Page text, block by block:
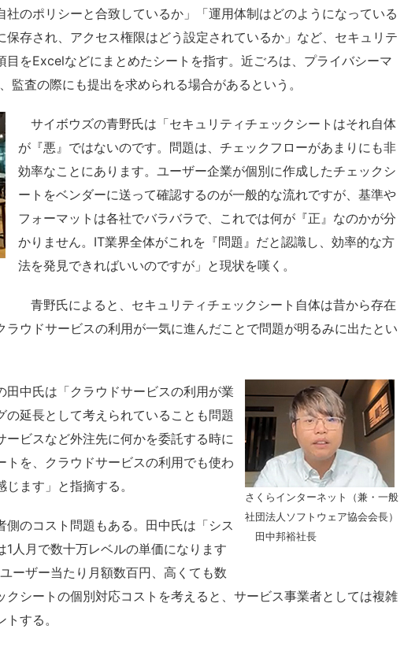
社のポリシーと合致しているか」「運用体制はどのようになっている
保存され、アクセス権限はどう設定されているか」など、セキュリテ
目をExcelなどにまとめたシートを指す。近ごろは、プライバシーマ
監査の際にも提出を求められる場合があるという。
サイボウズの青野氏は「セキュリティチェックシートはそれ自体
が『悪』ではないのです。問題は、チェックフローがあまりにも非
効率なことにあります。ユーザー企業が個別に作成したチェックシ
ートをベンダーに送って確認するのが一般的な流れですが、基準や
フォーマットは各社でバラバラで、これでは何が『正』なのかが分
かりません。IT業界全体がこれを『問題』だと認識し、効率的な方
法を発見できればいいのですが」と現状を嘆く。
青野氏によると、セキュリティチェックシート自体は昔から存在
ラウドサービスの利用が一気に進んだことで問題が明るみに出たとい
さくらインターネット（兼・一般
社団法人ソフトウェア協会会長）
田中邦裕社長
中氏は「クラウドサービスの利用が業
の延長として考えられていることも問題
ービスなど外注先に何かを委託する時に
トを、クラウドサービスの利用でも使わ
ます」と指摘する。
のコスト問題もある。田中氏は「シス
1人月で数十万レベルの単価になります
ーザー当たり月額数百円、高くても数
クシートの個別対応コストを考えると、サービス事業者としては複雑
する。